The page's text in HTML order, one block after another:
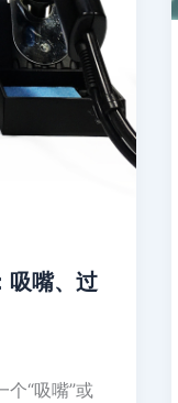
吸嘴、过
“吸嘴”或